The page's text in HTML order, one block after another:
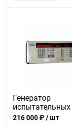
Генератор
испытательных
импульсов И1-18
216 000 ₽/ шт